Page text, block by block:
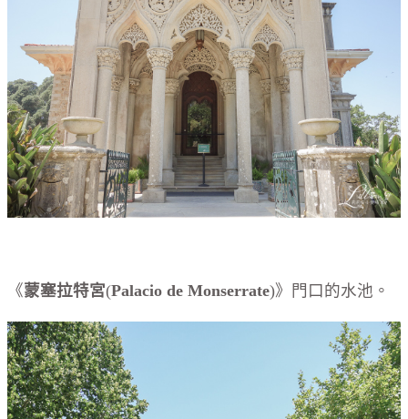
《蒙塞拉特宮(Palacio de Monserrate)》門口的水池。